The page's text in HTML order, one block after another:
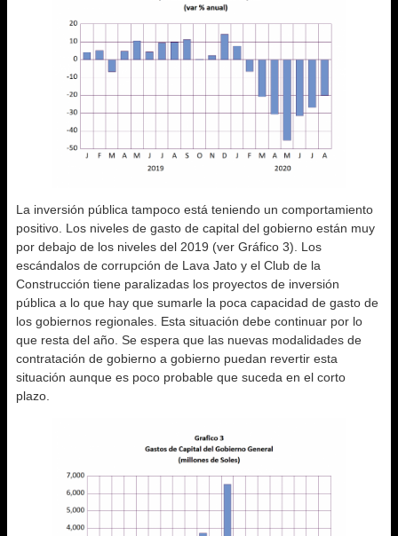
La inversión pública tampoco está teniendo un comportamiento
positivo. Los niveles de gasto de capital del gobierno están muy
por debajo de los niveles del 2019 (ver Gráfico 3). Los
escándalos de corrupción de Lava Jato y el Club de la
Construcción tiene paralizadas los proyectos de inversión
pública a lo que hay que sumarle la poca capacidad de gasto de
los gobiernos regionales. Esta situación debe continuar por lo
que resta del año. Se espera que las nuevas modalidades de
contratación de gobierno a gobierno puedan revertir esta
situación aunque es poco probable que suceda en el corto
plazo.